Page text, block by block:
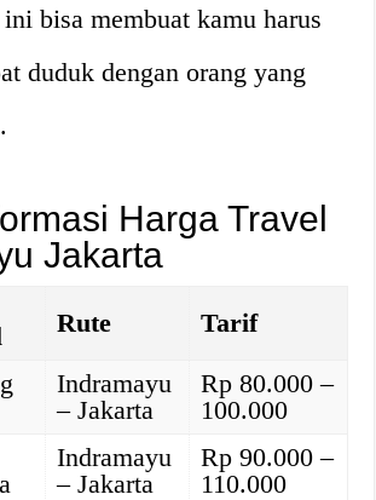
bisa membuat kamu harus
duduk dengan orang yang
Harga Travel
Jakarta
Rute Tarif
Indramayu
– Jakarta
Rp 80.000 –
100.000
Indramayu
– Jakarta
Rp 90.000 –
110.000